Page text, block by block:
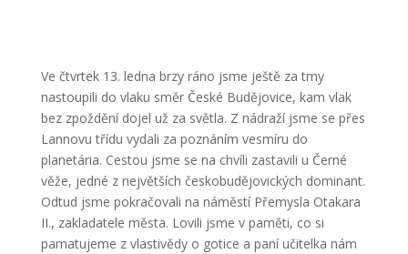
Ve čtvrtek 13. ledna brzy ráno jsme ještě za tmy
nastoupili do vlaku směr České Budějovice, kam vlak
bez zpoždění dojel už za světla. Z nádraží jsme se přes
Lannovu třídu vydali za poznáním vesmíru do
planetária. Cestou jsme se na chvíli zastavili u Černé
věže, jedné z největších českobudějovických dominant.
Odtud jsme pokračovali na náměstí Přemysla Otakara
II., zakladatele města. Lovili jsme v paměti, co si
pamatujeme z vlastivědy o gotice a paní učitelka nám